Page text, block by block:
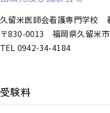
久留米医師会看護専門学校
〒830-0013 福岡県久留米
TEL 0942-34-4184
受験料